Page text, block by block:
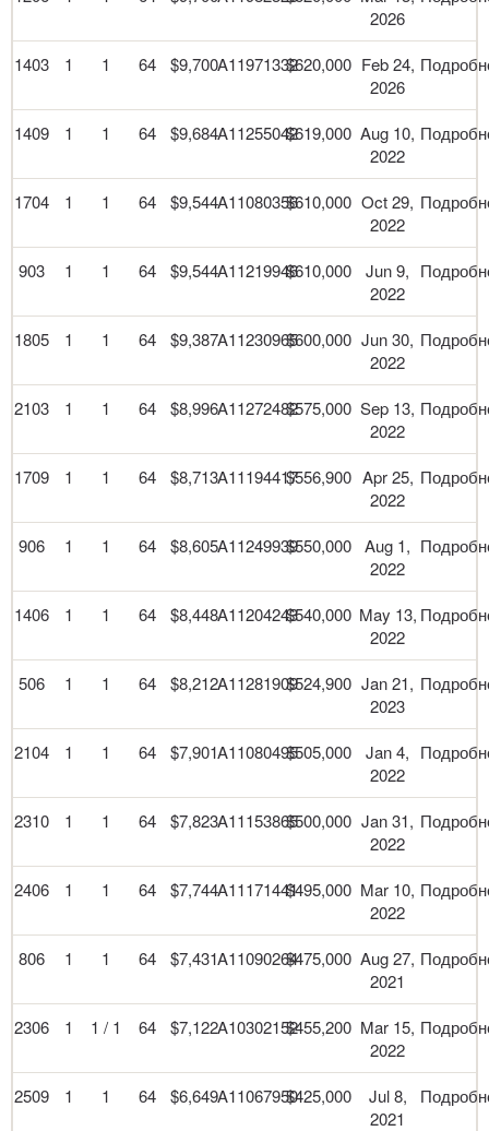
2026
1403 1 1 64 $9,700A11971332$620,000 Feb 24,
2026
1409 1 1 64 $9,684A11255042$619,000 Aug 10,
2022
1704 1 1 64 $9,544A11080356$610,000 Oct 29,
2022
903 1 1 64 $9,544A11219946$610,000
Jun 9,
2022
1805 1 1 64 $9,387A11230965$600,000 Jun 30,
2022
2103 1 1 64 $8,996A11272482$575,000 Sep 13,
2022
1709 1 1 64 $8,713A11194417$556,900 Apr 25,
2022
906 1 1 64 $8,605A11249939$550,000 Aug 1,
2022
1406 1 1 64 $8,448A11204243$540,000 May 13,
2022
506 1 1 64 $8,212A11281909$524,900 Jan 21,
2023
2104 1 1 64 $7,901A11080495$505,000
Jan 4,
2022
2310 1 1 64 $7,823A11153865$500,000 Jan 31,
2022
2406 1 1 64 $7,744A11171441$495,000 Mar 10,
2022
806 1 1 64 $7,431A11090264$475,000 Aug 27,
2021
2306 1 1 / 1 64 $7,122A10302152$455,200 Mar 15,
2022
2509 1 1 64 $6,649A11067950$425,000
Jul 8,
2021